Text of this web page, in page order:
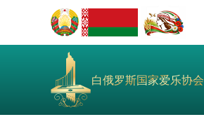
白俄罗斯国家爱乐协会